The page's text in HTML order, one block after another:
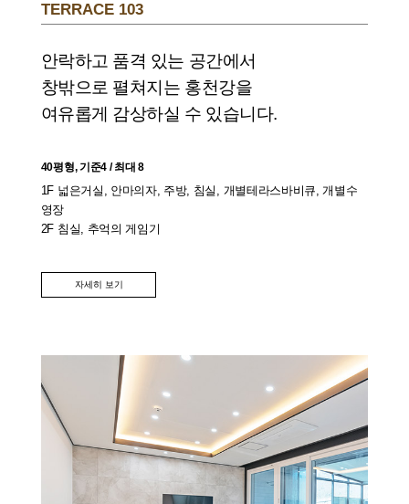
TERRACE 103
안락하고 품격 있는 공간에서
창밖으로 펼쳐지는 홍천강을
여유롭게 감상하실 수 있습니다.
40평형, 기준4 / 최대 8
1F 넓은거실, 안마의자, 주방, 침실, 개별테라스바비큐, 개별수
영장
2F 침실, 추억의 게임기
자세히 보기